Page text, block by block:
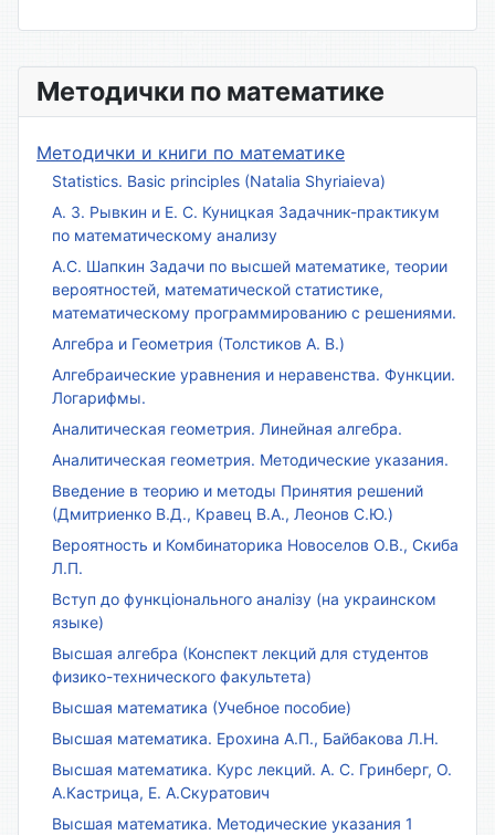
Методички по математике
Методички и книги по математике
Statistics. Basic principles (Natalia Shyriaieva)
А. З. Рывкин и Е. С. Куницкая Задачник-практикум
по математическому анализу
А.С. Шапкин Задачи по высшей математике, теории
вероятностей, математической статистике,
математическому программированию с решениями.
Алгебра и Геометрия (Толстиков А. В.)
Алгебраические уравнения и неравенства. Функции.
Логарифмы.
Аналитическая геометрия. Линейная алгебра.
Аналитическая геометрия. Методические указания.
Введение в теорию и методы Принятия решений
(Дмитриенко В.Д., Кравец В.А., Леонов С.Ю.)
Вероятность и Комбинаторика Новоселов О.В., Скиба
Л.П.
Вступ до функціонального аналізу (на украинском
языке)
Высшая алгебра (Конспект лекций для студентов
физико-технического факультета)
Высшая математика (Учебное пособие)
Высшая математика. Ерохина А.П., Байбакова Л.Н.
Высшая математика. Курс лекций. А. С. Гринберг, О.
А.Кастрица, Е. А.Скуратович
Высшая математика. Методические указания 1